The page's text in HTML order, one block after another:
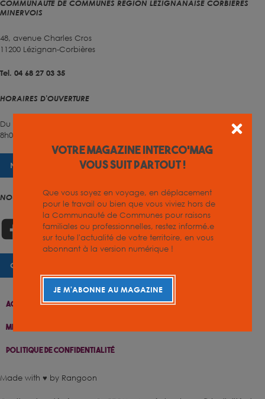
Accueil Contact Plan Du Site Accessibilité
Mentions Légales
Politique De Confidentialité
COMMUNAUTÉ DE COMMUNES RÉGION LÉZIGNANAISE CORBIÈRES
MINERVOIS
48, avenue Charles Cros
11200 Lézignan-Corbières
Tel. 04 68 27 03 35
HORAIRES D'OUVERTURE
Du lundi au vendredi
8h00 – 12h00 et 13h30 – 17h00
NOUS CONTACTER
NOUS SUIVRE
CHARTE GRAPHIQUE
Made with ♥ by Rangoon
Votre magazine INTERCO'MAG
vous suit partout !
Que vous soyez en voyage, en déplacement
pour le travail ou bien que vous viviez hors de
la Communauté de Communes pour raisons
familiales ou professionnelles, restez informé.e
sur toute l'actualité de votre territoire, en vous
abonnant à la version numérique !
JE M'ABONNE AU MAGAZINE